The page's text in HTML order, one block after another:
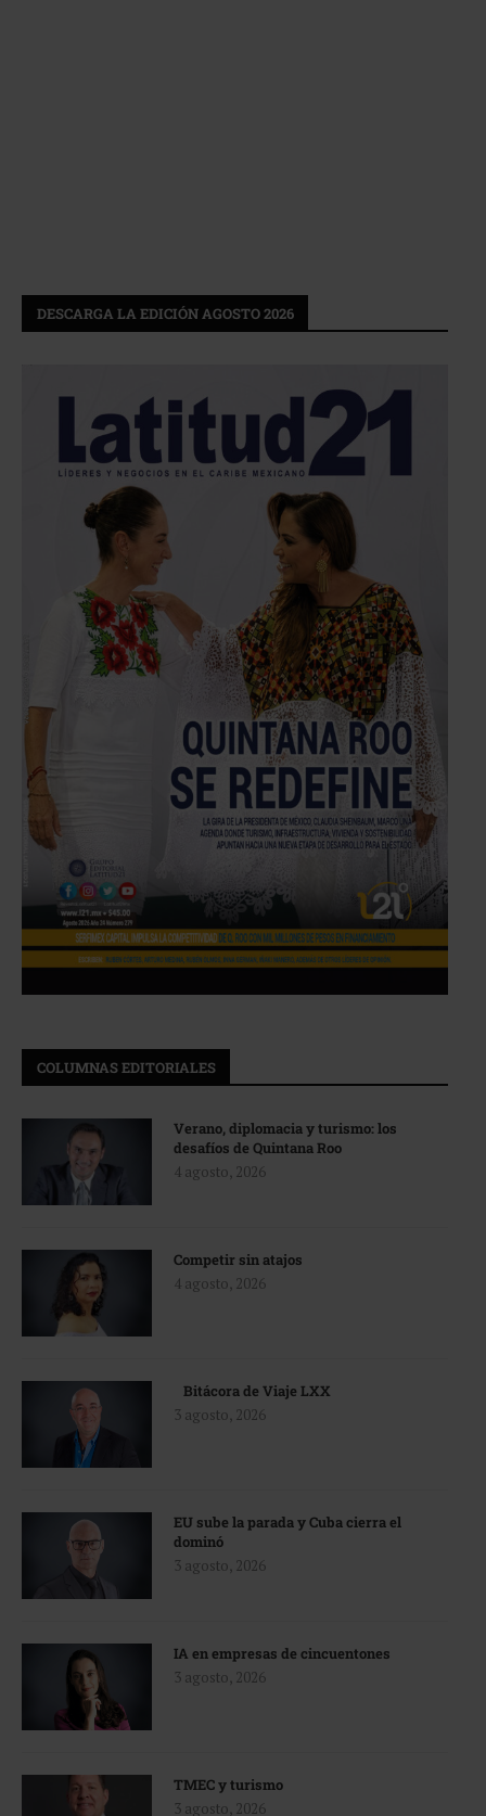
DESCARGA LA EDICIÓN AGOSTO 2026
COLUMNAS EDITORIALES
Verano, diplomacia y turismo: los
desafíos de Quintana Roo
4 agosto, 2026
Competir sin atajos
4 agosto, 2026
Bitácora de Viaje LXX
3 agosto, 2026
EU sube la parada y Cuba cierra el
dominó
3 agosto, 2026
IA en empresas de cincuentones
3 agosto, 2026
TMEC y turismo
3 agosto, 2026